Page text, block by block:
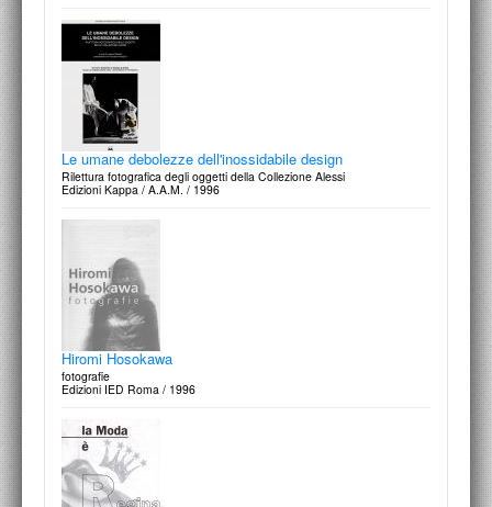
Le umane debolezze dell'inossidabile design
Rilettura fotografica degli oggetti della Collezione Alessi
Edizioni Kappa / A.A.M. / 1996
Hiromi Hosokawa
fotografie
Edizioni IED Roma / 1996